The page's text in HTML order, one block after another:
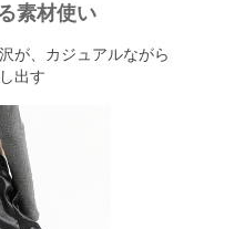
素材使い
が、カジュアルながら
出す